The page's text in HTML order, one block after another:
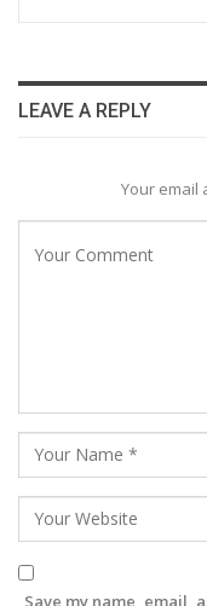
LEAVE A REPLY
Your email
Save my name, email,